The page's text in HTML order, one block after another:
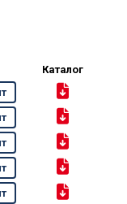
Каталог